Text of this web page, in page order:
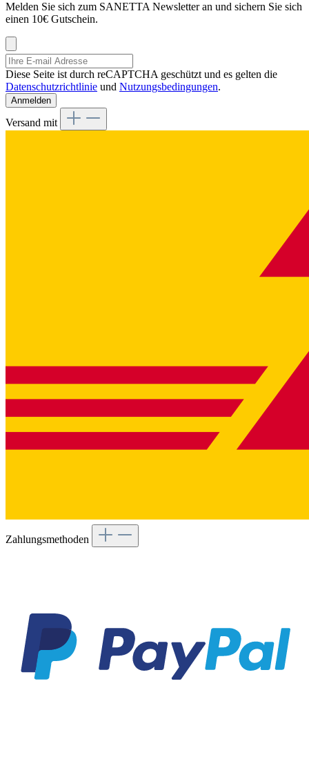
Melden Sie sich zum SANETTA Newsletter an und sichern Sie sich
einen 10€ Gutschein.
Diese Seite ist durch reCAPTCHA geschützt und es gelten die
Datenschutzrichtlinie und Nutzungsbedingungen.
Anmelden
Versand mit
Zahlungsmethoden